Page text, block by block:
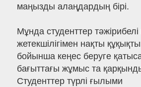
маңызды алаңдардың бірі.
Мұнда студенттер
жетекшілігімен нақты
бойынша кеңес беруге
бағыттағы жұмыс та
Студенттер түрлі ғылыми